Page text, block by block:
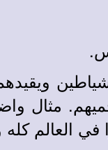
مثال
العالم